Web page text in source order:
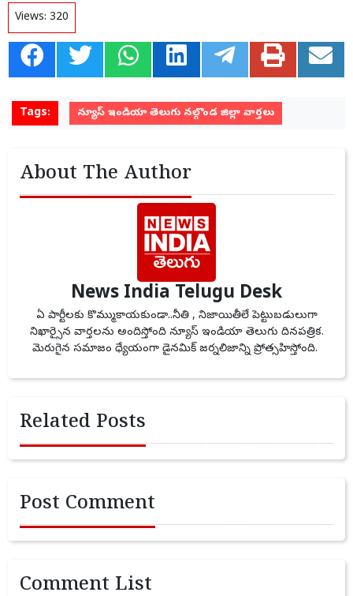
Views: 320
Tags: న్యూస్ ఇండియా తెలుగు నల్గొండ జిల్లా వార్తలు
About The Author
News India Telugu Desk
ఏ పార్టీలకు కొమ్ముకాయకుండా..నీతి , నిజాయితీలే పెట్టుబడులుగా
నిఖార్సైన వార్తలను అందిస్తోంది న్యూస్ ఇండియా తెలుగు దినపత్రిక.
మెరుగైన సమాజం ధ్యేయంగా డైనమిక్ జర్నలిజాన్ని ప్రోత్సహిస్తోంది.
Related Posts
Post Comment
Comment List